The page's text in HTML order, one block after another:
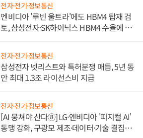
전자·전기·정보통신
엔비디아 '루빈 울트라'에도 HBM4 탑재 검
토, 삼성전자·SK하이닉스 HBM4 수율에 주
전자·전기·정보통신
삼성전자 넷리스트와 특허분쟁 매듭, 5년 동
안 최대 1.3조 라이선스비 지급
전자·전기·정보통신
[AI 뭉쳐야 산다⑧] LG·엔비디아 '피지컬 AI'
동맹 강화, 구광모 제조·데이터·기술 결집